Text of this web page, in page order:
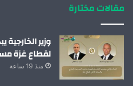
مقالات مختارة
وزير
لقطاع غزة
منذ 19 ساعة